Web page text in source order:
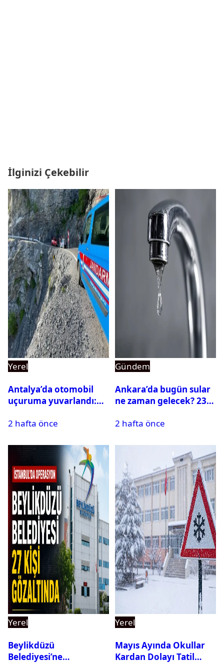
İlginizi Çekebilir
Yerel
Antalya’da otomobil
uçuruma yuvarlandı:
var
2 hafta önce
Gündem
Ankara’da bugün sular
ne zaman gelecek? 23
su kesintisi sorgulama
2 hafta önce
Yerel
Beylikdüzü
Belediyesi’ne
Yerel
Mayıs Ayında Okullar
Kardan Dolayı Tatil